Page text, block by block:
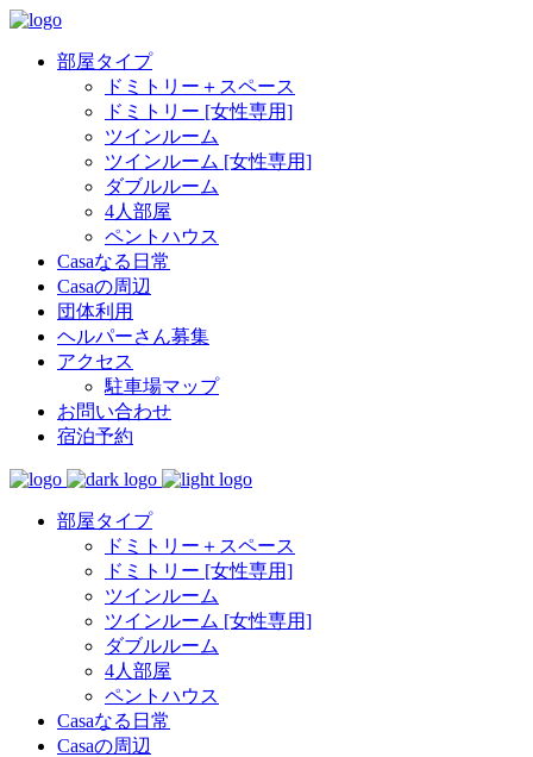
部屋タイプ
ドミトリー＋スペース
ドミトリー [女性専用]
ツインルーム
ツインルーム [女性専用]
ダブルルーム
4人部屋
ペントハウス
Casaなる日常
Casaの周辺
団体利用
ヘルパーさん募集
アクセス
駐車場マップ
お問い合わせ
宿泊予約
部屋タイプ
ドミトリー＋スペース
ドミトリー [女性専用]
ツインルーム
ツインルーム [女性専用]
ダブルルーム
4人部屋
ペントハウス
Casaなる日常
Casaの周辺